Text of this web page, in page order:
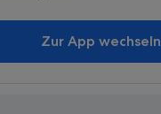
in SoltauZur App wechseln